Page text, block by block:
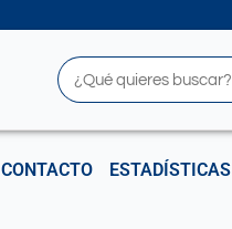
Buscar
CONTACTO ESTADÍSTICAS